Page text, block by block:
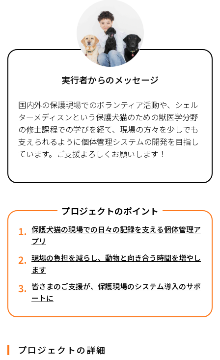
実行者からのメッセージ
国内外の保護現場でのボランティア活動や、シェル
ターメディスンという保護犬猫のための獣医学分野
の修士課程での学びを経て、現場の方々を少しでも
支えられるように個体管理システムの開発を目指し
ています。ご支援よろしくお願いします！
プロジェクトのポイント
1. 保護犬猫の現場での日々の記録を支える個体管理ア
プリ
2. 現場の負担を減らし、動物と向き合う時間を増やし
ます
3. 皆さまのご支援が、保護現場のシステム導入のサポ
ートに
プロジェクトの詳細